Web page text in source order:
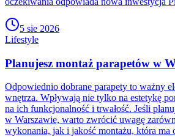
5 sie 2026
Lifestyle
Planujesz montaż parapetów w
Odpowiednio dobrane parapety to ważny
wnętrza. Wpływają nie tylko na estetykę
na ich funkcjonalność i trwałość. Jeśli
w Warszawie, warto zwrócić uwagę
wykonania, jak i jakość montażu, która ma